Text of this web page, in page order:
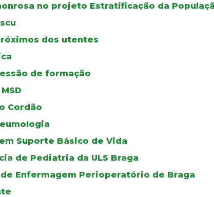
no projeto Estratificação da
dos utentes
de formação
Cordão
Suporte Básico de Vida
de Pediatria da ULS Braga
de Enfermagem Perioperatório de Braga